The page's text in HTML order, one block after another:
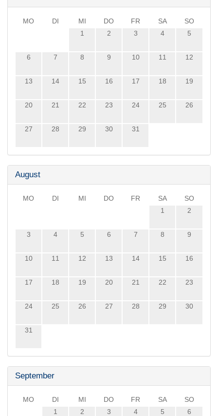
MO DI MI DO FR SA
SO
1
2 3 4 5
6 7 8 9 10 11 12
13 14 15 16 17 18 19
20 21 22 23 24 25 26
27 28 29 30 31
August
MO DI MI DO FR SA
SO
1
2
3 4 5 6 7 8 9
10 11 12 13 14 15 16
17 18 19 20 21 22 23
24 25 26 27 28 29 30
31
September
MO DI MI DO FR SA
SO
1
2 3 4 5 6